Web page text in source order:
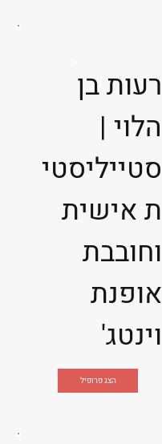
רעות בן
הלוי |
סטייליסטי
ת אישית
וחובבת
אופנת
וינטג'
הצג פרופיל